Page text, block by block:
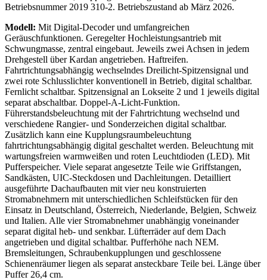
Betriebsnummer 2019 310-2. Betriebszustand ab März 2026.
Modell: Mit Digital-Decoder und umfangreichen
Geräuschfunktionen. Geregelter Hochleistungsantrieb mit
Schwungmasse, zentral eingebaut. Jeweils zwei Achsen in jedem
Drehgestell über Kardan angetrieben. Haftreifen.
Fahrtrichtungsabhängig wechselndes Dreilicht-Spitzensignal und
zwei rote Schlusslichter konventionell in Betrieb, digital schaltbar.
Fernlicht schaltbar. Spitzensignal an Lokseite 2 und 1 jeweils digital
separat abschaltbar. Doppel-A-Licht-Funktion.
Führerstandsbeleuchtung mit der Fahrtrichtung wechselnd und
verschiedene Rangier- und Sonderzeichen digital schaltbar.
Zusätzlich kann eine Kupplungsraumbeleuchtung
fahrtrichtungsabhängig digital geschaltet werden. Beleuchtung mit
wartungsfreien warmweißen und roten Leuchtdioden (LED). Mit
Pufferspeicher. Viele separat angesetzte Teile wie Griffstangen,
Sandkästen, UIC-Steckdosen und Dachleitungen. Detailliert
ausgeführte Dachaufbauten mit vier neu konstruierten
Stromabnehmern mit unterschiedlichen Schleifstücken für den
Einsatz in Deutschland, Österreich, Niederlande, Belgien, Schweiz
und Italien. Alle vier Stromabnehmer unabhängig voneinander
separat digital heb- und senkbar. Lüfterräder auf dem Dach
angetrieben und digital schaltbar. Pufferhöhe nach NEM.
Bremsleitungen, Schraubenkupplungen und geschlossene
Schienenräumer liegen als separat ansteckbare Teile bei. Länge über
Puffer 26,4 cm.